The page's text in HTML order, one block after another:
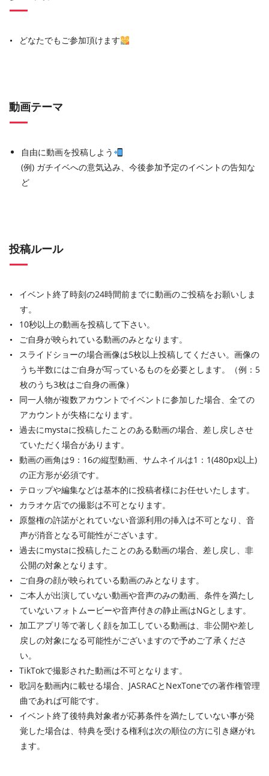
どなたでもご参加頂けます
動画テーマ
自由に動画を投稿しよう
(例) ガチイベへの意気込み、今後参加予定のイベントの告知な
ど
投稿ルール
イベント終了時刻の24時間前までに動画のご投稿をお願いしま
す。
10秒以上の動画を投稿して下さい。
ご自身が映られている動画のみとなります。
スライドショーの場合画像は5枚以上投稿してください。画像の
うち半数にはご自身が写っているものを必要とします。（例：5
枚のうち3枚はご自身の画像）
同一人物が複数アカウントでイベントに参加した場合、全ての
アカウントが失格になります。
過去にmystaに投稿したことのある動画の場合、差し戻しさせ
ていただく場合があります。
動画の画角は9：16の縦型動画、サムネイルは1：1(480px以上)
の正方形が必須です。
テロップや編集などは基本的に投稿者様にお任せいたします。
カラオケ店での撮影は不可となります。
原盤権の許諾がとれていない音源利用の挿入は不可となり、音
声が消音となる可能性がございます。
過去にmystaに投稿したことのある動画の場合、差し戻し、非
公開の対象となります。
ご自身の顔が映られている動画のみとなります。
ご本人が出演していない動画や音声のみの動画、条件を満たし
ていないフォトムービーや音声付きの静止画はNGとします。
加工アプリ等で著しく顔を加工している動画は、非公開や差し
戻しの対象になる可能性がございますので予めご了承くださ
い。
TikTokで撮影された動画は不可となります。
歌詞を動画内に載せる場合、JASRACとNexToneでの著作権管理
曲であれば可能です。
イベント終了後特典対象者が応募条件を満たしていない事が発
覚した場合は、特典を受ける権利は次の順位の方に引き継がれ
ます。